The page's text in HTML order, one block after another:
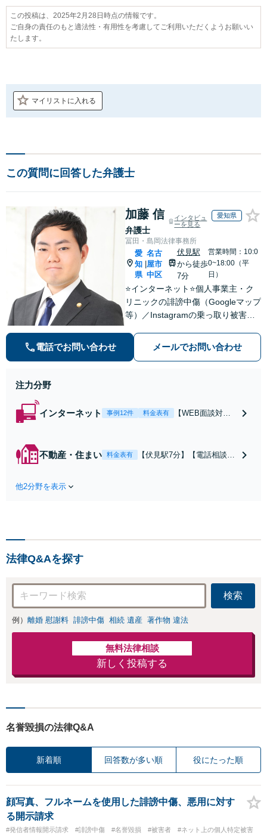
この投稿は、2025年2月28日時点の情報です。
ご自身の責任のもと適法性・有用性を考慮してご利用いただくようお願いい
たします。
マイリストに入れる
この質問に回答した弁護士
加藤 信
弁護士
インタビュ
ーを見る
愛知県
冨田・島岡法律事務所
愛
知
県
名古
屋市
中区
伏見駅
から徒歩
7分
営業時間：10:0
0~18:00（平
日）
⭐️インターネット⭐️個人事業主・ク
リニックの誹謗中傷（Googleマップ
等）／Instagramの乗っ取り被害回
どの事故対応から法改正・入居者対
応まで適切に対応【WEB面談対応】
電話でお問い合わせ メールでお問い合わせ
注力分野
インターネット 事例12件 料金表有
【WEB面談対
gleマップ口コミ
不動産・住まい 料金表有
【伏見駅7分】【電話相談
なっている場合や、解決が
他2分野を表示
法律Q&Aを探す
検索
例） 離婚 慰謝料 誹謗中傷 相続 遺産 著作物 違法
無料法律相談
新しく投稿する
名誉毀損の法律Q&A
新着順 回答数が多い順 役にたった順
顔写真、フルネームを使用した誹謗中傷、悪用に対す
る開示請求
#発信者情報開示請求 #誹謗中傷 #名誉毀損 #被害者 #ネット上の個人特定被害